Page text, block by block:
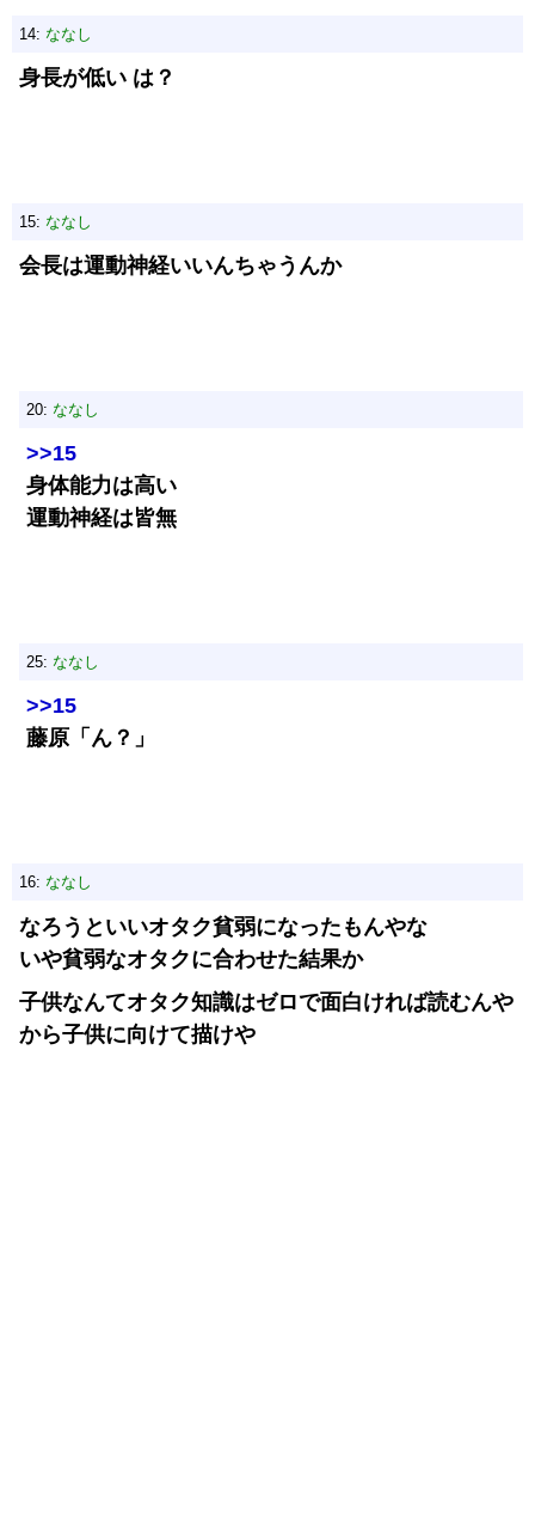
14: ななし
身長が低い は？
15: ななし
会長は運動神経いいんちゃうんか
20: ななし
>>15
身体能力は高い
運動神経は皆無
25: ななし
>>15
藤原「ん？」
16: ななし
なろうといいオタク貧弱になったもんやな
いや貧弱なオタクに合わせた結果か
子供なんてオタク知識はゼロで面白ければ読むんや
から子供に向けて描けや